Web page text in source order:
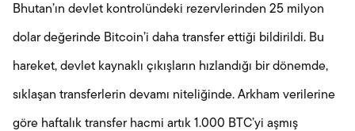
Bhutan’ın devlet kontrolündeki rezervlerinden 25 milyon
dolar değerinde Bitcoin’i daha transfer ettiği bildirildi. Bu
hareket, devlet kaynaklı çıkışların hızlandığı bir dönemde,
sıklaşan transferlerin devamı niteliğinde. Arkham verilerine
göre haftalık transfer hacmi artık 1.000 BTC’yi aşmış